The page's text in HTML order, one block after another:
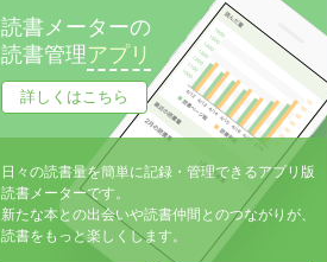
読書メーターの
読書管理アプリ
詳しくはこちら
日々の読書量を簡単に記録・管理できるアプリ版
読書メーターです。
新たな本との出会いや読書仲間とのつながりが、
読書をもっと楽しくします。